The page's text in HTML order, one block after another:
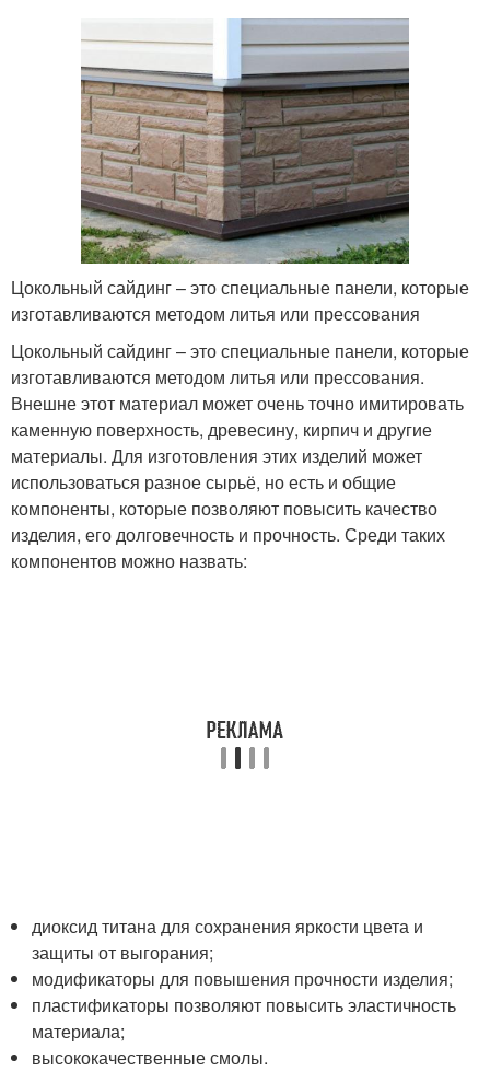
Цокольный сайдинг – это специальные панели, которые
изготавливаются методом литья или прессования
Цокольный сайдинг – это специальные панели, которые
изготавливаются методом литья или прессования.
Внешне этот материал может очень точно имитировать
каменную поверхность, древесину, кирпич и другие
материалы. Для изготовления этих изделий может
использоваться разное сырьё, но есть и общие
компоненты, которые позволяют повысить качество
изделия, его долговечность и прочность. Среди таких
компонентов можно назвать:
диоксид титана для сохранения яркости цвета и
защиты от выгорания;
модификаторы для повышения прочности изделия;
пластификаторы позволяют повысить эластичность
материала;
высококачественные смолы.